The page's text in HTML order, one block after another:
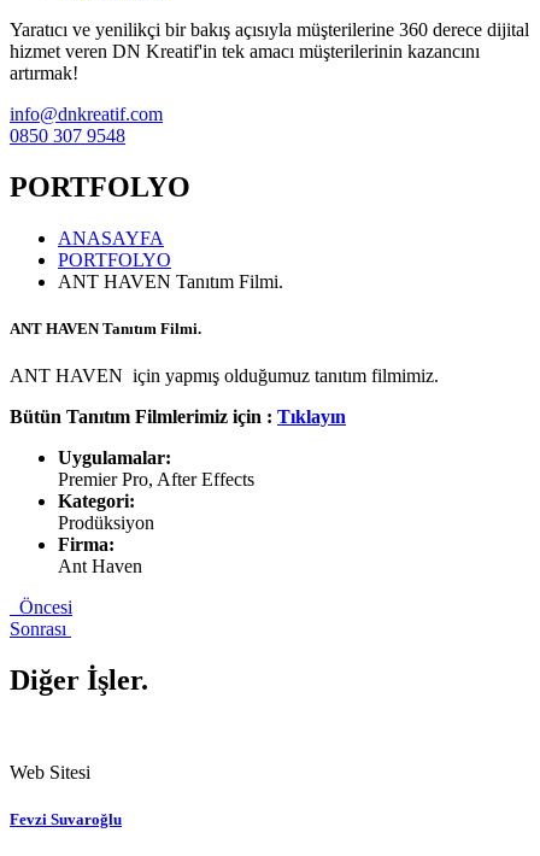
Yaratıcı ve yenilikçi bir bakış açısıyla müşterilerine 360 derece dijital
hizmet veren DN Kreatif'in tek amacı müşterilerinin kazancını
artırmak!
info@dnkreatif.com
0850 307 9548
PORTFOLYO
ANASAYFA
PORTFOLYO
ANT HAVEN Tanıtım Filmi.
ANT HAVEN Tanıtım Filmi.
ANT HAVEN için yapmış olduğumuz tanıtım filmimiz.
Bütün Tanıtım Filmlerimiz için : Tıklayın
Uygulamalar:
Premier Pro, After Effects
Kategori:
Prodüksiyon
Firma:
Ant Haven
Öncesi
Sonrası
Diğer İşler.
Web Sitesi
Fevzi Suvaroğlu